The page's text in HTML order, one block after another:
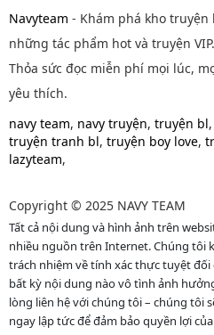
Navyteam - Khám phá kho
những tác phẩm hot và truyện VIP.
Thỏa sức đọc miễn phí mọi lúc,
yêu thích.
navy team, navy truyện, truyện bl,
truyện tranh bl, truyện boy love,
lazyteam,
Copyright © 2025 NAVY TEAM
Tất cả nội dung và hình ảnh trên
nhiều nguồn trên Internet. Chúng tôi
trách nhiệm về tính xác thực tuyệt
bất kỳ nội dung nào vô tình ảnh
lòng liên hệ với chúng tôi – chúng tôi
ngay lập tức để đảm bảo quyền lợi